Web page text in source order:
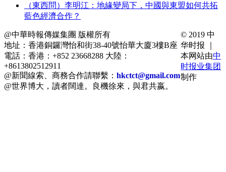
（東西問）李明江：地緣變局下，中國與東盟如何共拓
藍色經濟合作？
@中華時報傳媒集團 版權所有
地址：香港銅鑼灣怡和街38-40號怡華大廈3樓B座
電話：香港：+852 23668288 大陸：
+8613802512911
@新聞線索、商務合作請聯繫： hkctct@gmail.com
@世界博大，讀者闊達。良機徐來，與君共嬴。
© 2019 中
华时报 ｜
本网站由中
时报业集团
制作